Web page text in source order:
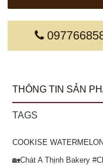
THÔNG TIN SẢN
TAGS
COOKISE WATERMELON
🏡Chát A Thịnh Bakery